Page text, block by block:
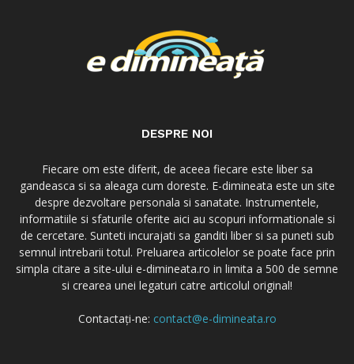
DESPRE NOI
Fiecare om este diferit, de aceea fiecare este liber sa
gandeasca si sa aleaga cum doreste. E-dimineata este un site
despre dezvoltare personala si sanatate. Instrumentele,
informatiile si sfaturile oferite aici au scopuri informationale si
de cercetare. Sunteti incurajati sa ganditi liber si sa puneti sub
semnul intrebarii totul. Preluarea articolelor se poate face prin
simpla citare a site-ului e-dimineata.ro in limita a 500 de semne
si crearea unei legaturi catre articolul original!
Contactați-ne: contact@e-dimineata.ro